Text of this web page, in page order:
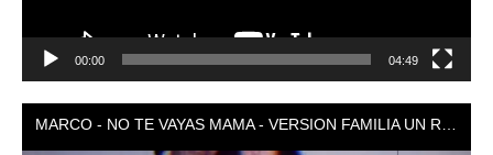
00:00 04:49